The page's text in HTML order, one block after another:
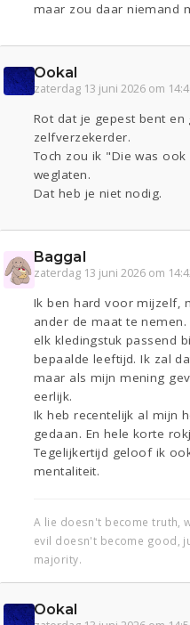
maar zou daar niemand
Ookal
zaterdag 13 juni 2026 om
Rot dat je gepest bent
zelfverzekerder.
Toch zou ik "Die was
weglaten.
Dat heb je niet nodig.
Baggal
zaterdag 13 juni 2026 om
Ik ben hard voor mijzelf,
ander de maat te
elk kledingstuk passend
bepaalde leeftijd. Ik zal
maar als mijn mening
eerlijk.
Ik heb recentelijk al mijn
gedaan. En hele korte
Tegelijkertijd geloof ik
mentaliteit.
A lie doesn't become truth,
evil doesn't become good,
majority.
Ookal